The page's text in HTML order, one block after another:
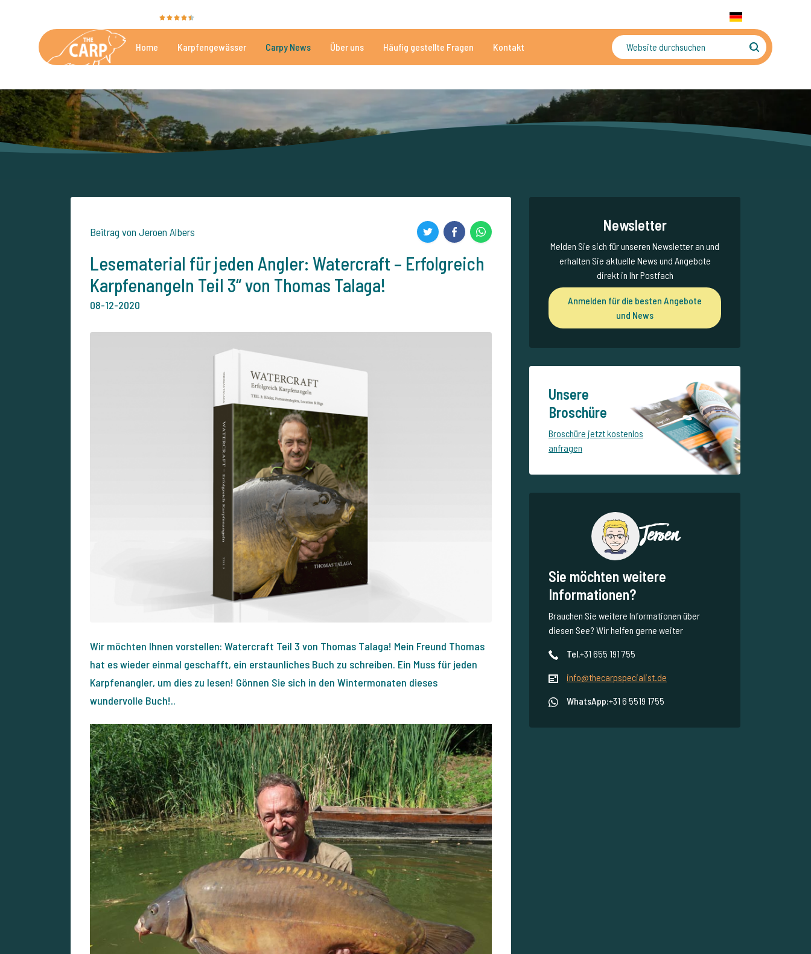
Home Karpfengewässer Carpy News Über uns Häufig gestellte Fragen Kontakt
Beitrag von Jeroen Albers
Lesematerial für jeden Angler: Watercraft – Erfolgreich
Karpfenangeln Teil 3“ von Thomas Talaga!
08-12-2020
Wir möchten Ihnen vorstellen: Watercraft Teil 3 von Thomas Talaga! Mein Freund Thomas
hat es wieder einmal geschafft, ein erstaunliches Buch zu schreiben. Ein Muss für jeden
Karpfenangler, um dies zu lesen! Gönnen Sie sich in den Wintermonaten dieses
wundervolle Buch!..
Newsletter
Melden Sie sich für unseren Newsletter an und
erhalten Sie aktuelle News und Angebote
direkt in Ihr Postfach
Anmelden für die besten Angebote
und News
Unsere
Broschüre
Broschüre jetzt kostenlos
anfragen
Jeroen
Sie möchten weitere
Informationen?
Brauchen Sie weitere Informationen über
diesen See? Wir helfen gerne weiter
Tel.+31 655 191 755
info@thecarpspecialist.de
WhatsApp:+31 6 5519 1755